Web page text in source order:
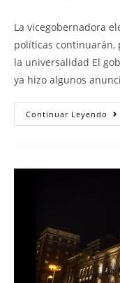
La vicegobernadora
políticas continuarán,
la universalidad El
ya hizo algunos
Continuar Leyendo